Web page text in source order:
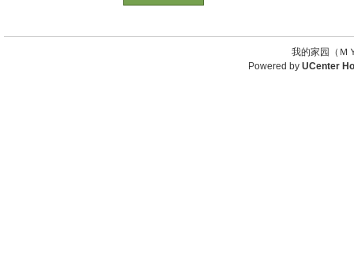
我的家园（
Powered by UCenter